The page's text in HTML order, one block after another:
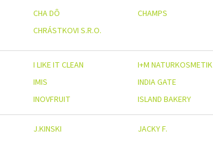
CHA DÔ CHAMPS
CHRÁSTKOVI S.R.O.
I LIKE IT CLEAN I+M NATURKOSMETIK
IMIS
INDIA GATE
INOVFRUIT
ISLAND BAKERY
J.KINSKI JACKY F.